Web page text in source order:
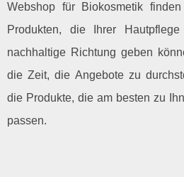
Webshop für Biokosmetik
Produkten, die Ihrer
nachhaltige Richtung geben
die Zeit, die Angebote zu
die Produkte, die am besten zu
passen.